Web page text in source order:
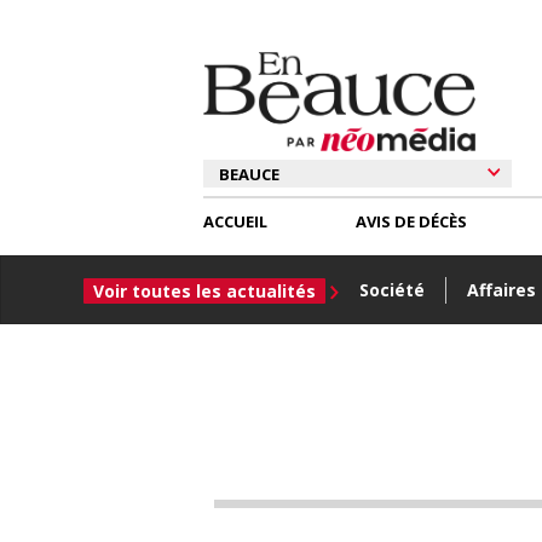
ACCUEIL
Voir toutes les actualités Société Affaires
AVIS DE DÉCÈS